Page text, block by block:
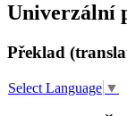
Univerzální
Překlad
Select Language ▼